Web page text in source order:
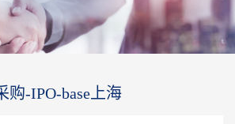
购-IPO-base上海